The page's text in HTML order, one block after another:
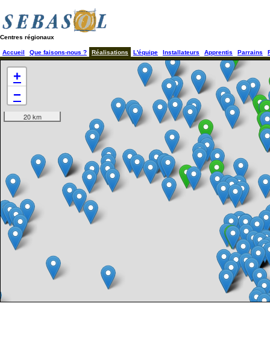
Centres régionaux
Accueil Que faisons-nous ? Réalisations L'équipe Installateurs Apprentis Parrains
+
−
20 km